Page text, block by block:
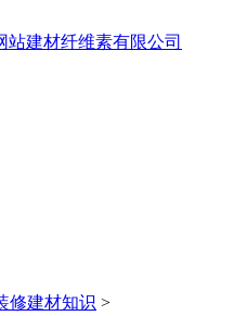
修建材知识 >